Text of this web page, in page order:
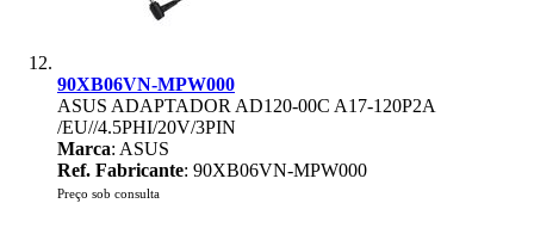
90XB06VN-MPW000
ASUS ADAPTADOR AD120-00C A17-120P2A
/EU//4.5PHI/20V/3PIN
Marca: ASUS
Ref. Fabricante: 90XB06VN-MPW000
Preço sob consulta